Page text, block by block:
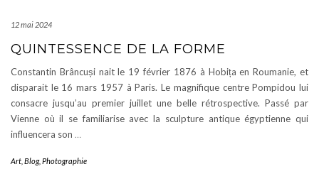
12 mai 2024
QUINTESSENCE DE LA FORME
Constantin Brâncuși nait le 19 février 1876 à Hobița en Roumanie, et
disparait le 16 mars 1957 à Paris. Le magnifique centre Pompidou lui
consacre jusqu’au premier juillet une belle rétrospective. Passé par
Vienne où il se familiarise avec la sculpture antique égyptienne qui
influencera son …
Art Blog, Photographie